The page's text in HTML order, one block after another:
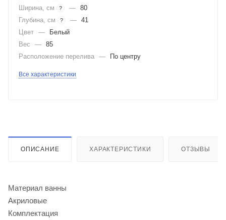
Ширина, см
? — 80
Глубина, см
? — 41
Цвет —
Белый
Вес
— 85
Расположение перелива — По центру
Все характеристики
ОПИСАНИЕ ХАРАКТЕРИСТИКИ ОТЗЫВЫ
Материал ванны
Акриловые
Комплектация